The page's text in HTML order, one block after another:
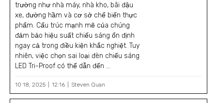
trường như nhà máy, nhà kho, bãi đậu
xe, đường hầm và cơ sở chế biến thực
phẩm. Cấu trúc mạnh mẽ của chúng
đảm bảo hiệu suất chiếu sáng ổn định
ngay cả trong điều kiện khắc nghiệt. Tuy
nhiên, việc chọn sai loại đèn chiếu sáng
LED Tri-Proof có thể dẫn đến ...
10 18, 2025 12:16 Steven Quan